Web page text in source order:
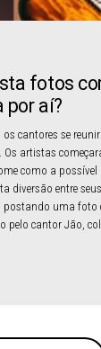
fotos
por aí?
cantores se
artistas
como a
diversão entre
postando uma
pelo cantor Jão,